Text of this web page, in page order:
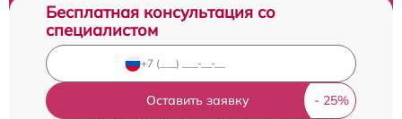
Бесплатная консультация со
специалистом
Оставить заявку